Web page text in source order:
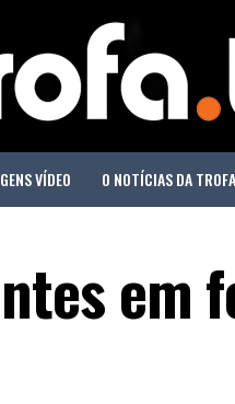
VÍDEO O NOTÍCIAS DA
em